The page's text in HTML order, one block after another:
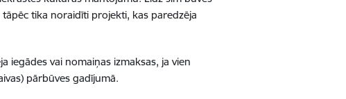
tika noraidīti projekti, kas paredzēja
iegādes vai nomaiņas izmaksas, ja vien
pārbūves gadījumā.